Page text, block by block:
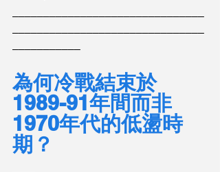
為何冷戰結束於
1989-91年間而非
1970年代的低盪時
期？